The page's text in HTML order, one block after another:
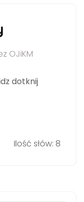
OJiKM
dotknij
Ilość słów: 8